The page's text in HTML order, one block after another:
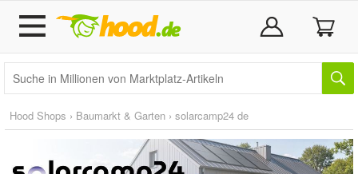
Hood Shops › Baumarkt & Garten › solarcamp24 de